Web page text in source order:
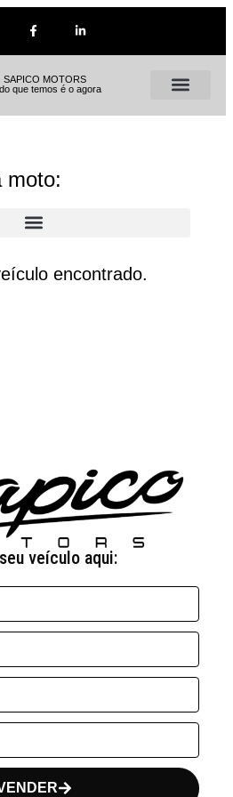
SAPICO MOTORS
que temos é o agora
moto:
encontrado.
veículo aqui: